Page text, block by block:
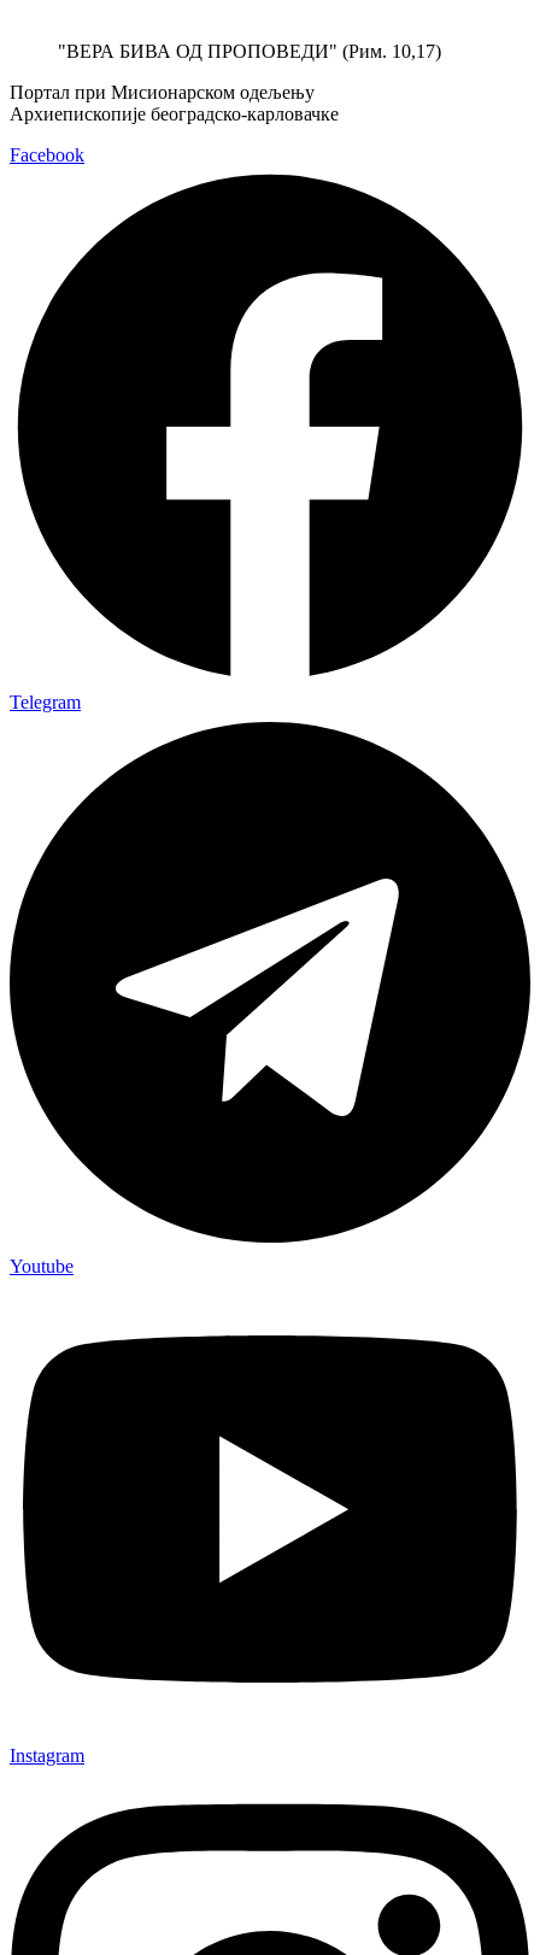
"ВЕРА БИВА ОД ПРОПОВЕДИ" (Рим. 10,17)
Портал при Мисионарском одељењу
Архиепископије београдско-карловачке
Facebook
Telegram
Youtube
Instagram